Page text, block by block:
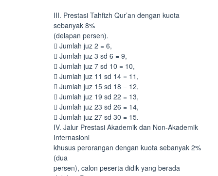
III. Prestasi Tahfizh Qur’an dengan kuota
sebanyak 8%
(delapan persen).
 Jumlah juz 2 = 6,
 Jumlah juz 3 sd 6 = 9,
 Jumlah juz 7 sd 10 = 10,
 Jumlah juz 11 sd 14 = 11,
 Jumlah juz 15 sd 18 = 12,
 Jumlah juz 19 sd 22 = 13,
 Jumlah juz 23 sd 26 = 14,
 Jumlah juz 27 sd 30 = 15.
IV. Jalur Prestasi Akademik dan Non-Akademik
Internasionl
khusus perorangan dengan kuota sebanyak 2%
(dua
persen), calon peserta didik yang berada